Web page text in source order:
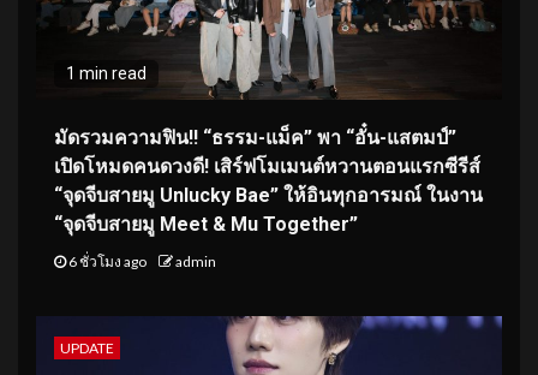
1 min read
มัดรวมความฟิน!! “ธรรม-แม็ค” พา “อั๋น-แสตมป์”
เปิดโหมดคนดวงดี! เสิร์ฟโมเมนต์หวานตอนแรกซีรีส์
“จุดจีบสายมู Unlucky Bae” ให้อินทุกอารมณ์ ในงาน
“จุดจีบสายมู Meet & Mu Together”
6 ชั่วโมง ago admin
UPDATE